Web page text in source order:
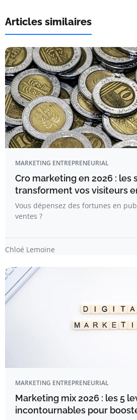
Articles similaires
MARKETING ENTREPRENEURIAL
Cro marketing en 2026 : les
transforment vos visiteurs
Vous dépensez des fortunes en
ventes ?
Chloé Lemoine
MARKETING ENTREPRENEURIAL
Marketing mix 2026 : les 5
incontournables pour